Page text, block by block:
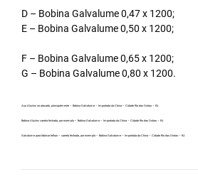
D – Bobina Galvalume 0,47 x 1200;
E – Bobina Galvalume 0,50 x 1200;
F – Bobina Galvalume 0,65 x 1200;
G – Bobina Galvalume 0,80 x 1200.
Aço Aluzinc no atacado, principalmente – Bobina Galvalume – Importada da China – Cidade Rio das Ostras – RJ.
Bobina Aluzinc carreta fechada, por exemplo – Bobina Galvalume – Importada da China – Cidade Rio das Ostras – RJ.
Galvalume para fabricar telhas – carreta fechada, por exemplo – Bobina Galvalume – Importada da China – Cidade Rio das Ostras – RJ.